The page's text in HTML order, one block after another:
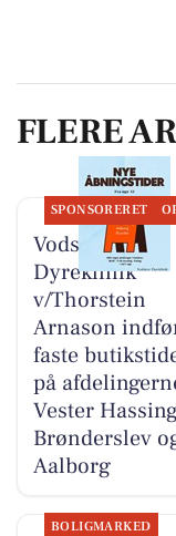
FLERE
SPONSORERET
Vodskov
Dyreklinik
v/Thorstein
Arnason
faste
på
Vester
Brønderslev
Aalborg
BOLIGMARKED